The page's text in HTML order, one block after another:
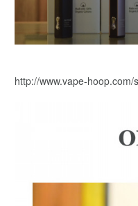
http://www.vape-